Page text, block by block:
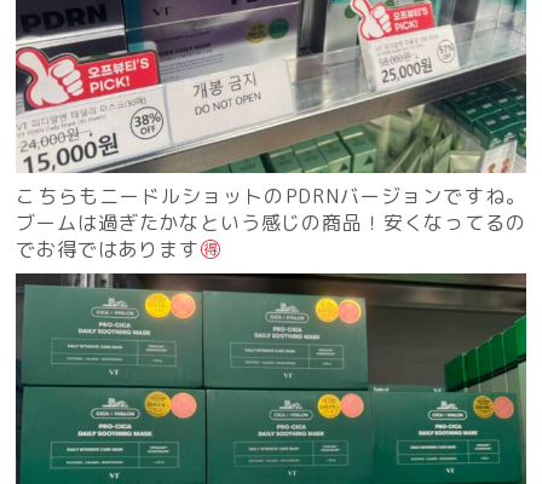
こちらもニードルショットのPDRNバージョンですね。
ブームは過ぎたかなという感じの商品！安くなってるの
でお得ではあります